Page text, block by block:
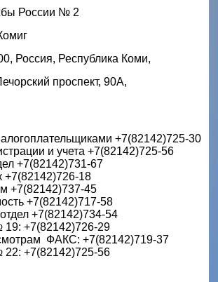
России № 2
Россия, Республика Коми,
проспект, 90А,
+7(82142)725-30
и учета +7(82142)725-56
+7(82142)731-67
+7(82142)726-18
+7(82142)737-45
+7(82142)717-58
+7(82142)734-54
19: +7(82142)726-29
ФАКС: +7(82142)719-37
22: +7(82142)725-56